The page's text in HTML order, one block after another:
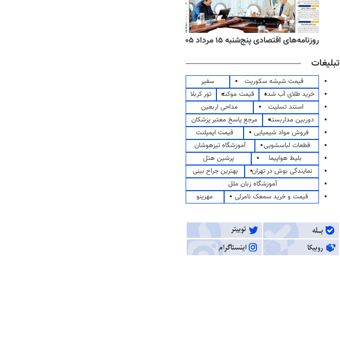
روزنامه‌های صبح پنج‌شنبه ۱۵ مرداد ۱۴۰۵
تبلیغات
قیمت شیشه سکوریت
سفیر
خرید طلای آب شده
قیمت موکت
تور کربلا
استند تسلیت
مداحی اربعین
دوربین مداربسته
مرجع پاسخ معتبر پزشکان
فروش مواد شیمیایی
قیمت ایمپلنت
قطعات لباسشویی
آموزشگاه تیزهوشان
بلیط هواپیما
پرشین هتل
نمایندگی بوش در تهران
بهترین جراح بینی
آموزشگاه زبان ملل
قیمت و خرید سمعک نامرئی
مهرینو